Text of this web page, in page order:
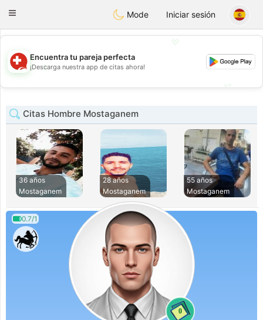
Suissi
Toggle
Mode Iniciar sesión
💖
💕
Encuentra tu pareja perfecta
¡Descarga nuestra app de citas ahora!
Citas Hombre Mostaganem
36 años
Mostaganem
28 años
Mostaganem
55 años
Mostaganem
0.7/1
0